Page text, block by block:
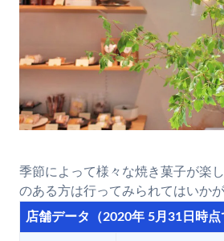
季節によって様々な焼き菓子が楽
のある方は行ってみられてはいかが
店舗データ（2020年 5月31日時点